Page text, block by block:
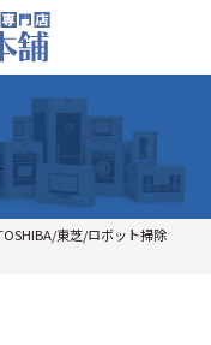
東芝/ロボット掃除